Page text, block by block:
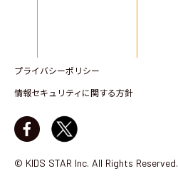
プライバシーポリシー
情報セキュリティに関する方針
© KIDS STAR Inc. All Rights Reserved.